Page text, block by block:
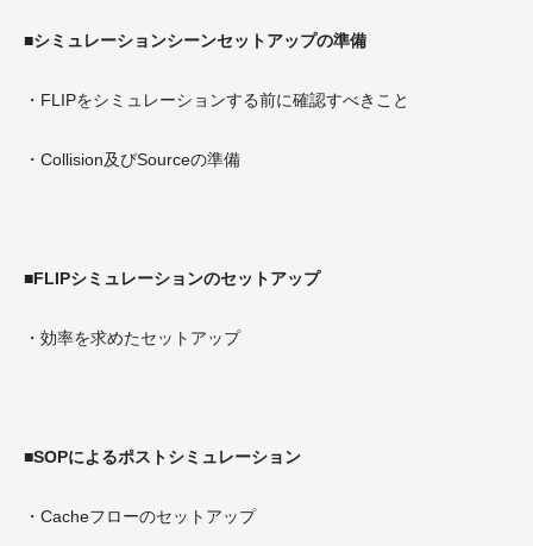
■シミュレーションシーンセットアップの準備
・FLIPをシミュレーションする前に確認すべきこと
・Collision及びSourceの準備
■FLIPシミュレーションのセットアップ
・効率を求めたセットアップ
■SOPによるポストシミュレーション
・Cacheフローのセットアップ